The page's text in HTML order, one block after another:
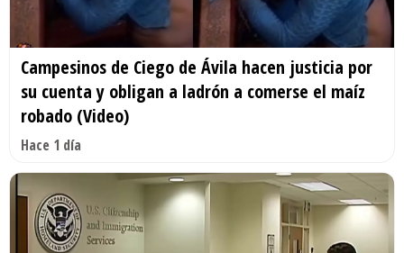
Campesinos de Ciego de Ávila hacen justicia por
su cuenta y obligan a ladrón a comerse el maíz
robado (Video)
Hace 1 día